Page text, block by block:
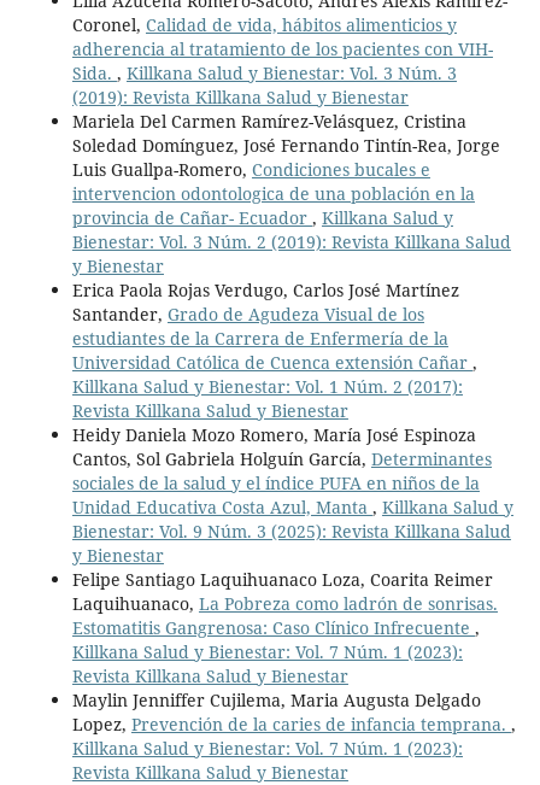
Coronel, Calidad de vida, hábitos alimenticios y
adherencia al tratamiento de los pacientes con VIH-
Sida. , Killkana Salud y Bienestar: Vol. 3 Núm. 3
(2019): Revista Killkana Salud y Bienestar
Mariela Del Carmen Ramírez-Velásquez, Cristina
Soledad Domínguez, José Fernando Tintín-Rea, Jorge
Luis Guallpa-Romero, Condiciones bucales e
intervencion odontologica de una población en la
provincia de Cañar- Ecuador , Killkana Salud y
Bienestar: Vol. 3 Núm. 2 (2019): Revista Killkana Salud
y Bienestar
Erica Paola Rojas Verdugo, Carlos José Martínez
Santander, Grado de Agudeza Visual de los
estudiantes de la Carrera de Enfermería de la
Universidad Católica de Cuenca extensión Cañar ,
Killkana Salud y Bienestar: Vol. 1 Núm. 2 (2017):
Revista Killkana Salud y Bienestar
Heidy Daniela Mozo Romero, María José Espinoza
Cantos, Sol Gabriela Holguín García, Determinantes
sociales de la salud y el índice PUFA en niños de la
Unidad Educativa Costa Azul, Manta , Killkana Salud y
Bienestar: Vol. 9 Núm. 3 (2025): Revista Killkana Salud
y Bienestar
Felipe Santiago Laquihuanaco Loza, Coarita Reimer
Laquihuanaco, La Pobreza como ladrón de sonrisas.
Estomatitis Gangrenosa: Caso Clínico Infrecuente ,
Killkana Salud y Bienestar: Vol. 7 Núm. 1 (2023):
Revista Killkana Salud y Bienestar
Maylin Jenniffer Cujilema, Maria Augusta Delgado
Lopez, Prevención de la caries de infancia temprana. ,
Killkana Salud y Bienestar: Vol. 7 Núm. 1 (2023):
Revista Killkana Salud y Bienestar